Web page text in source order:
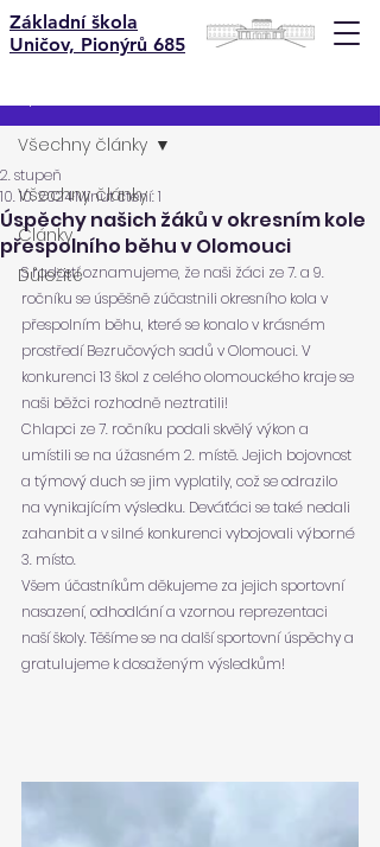
Základní škola
Uničov, Pionýrů 685
Všechny články
Články
Důležité
Všechny články
Úspěchy našich žáků v okresním kole
přespolního běhu v Olomouci
2. stupeň
10. 10. 2024Minut čtení: 1
S radostí oznamujeme, že naši žáci ze 7. a 9.
ročníku se úspěšně zúčastnili okresního kola v
přespolním běhu, které se konalo v krásném
prostředí Bezručových sadů v Olomouci. V
konkurenci 13 škol z celého olomouckého kraje se
naši běžci rozhodně neztratili!
Chlapci ze 7. ročníku podali skvělý výkon a
umístili se na úžasném 2. místě. Jejich bojovnost
a týmový duch se jim vyplatily, což se odrazilo
na vynikajícím výsledku. Deváťáci se také nedali
zahanbit a v silné konkurenci vybojovali výborné
3. místo.
Všem účastníkům děkujeme za jejich sportovní
nasazení, odhodlání a vzornou reprezentaci
naší školy. Těšíme se na další sportovní úspěchy a
gratulujeme k dosaženým výsledkům!